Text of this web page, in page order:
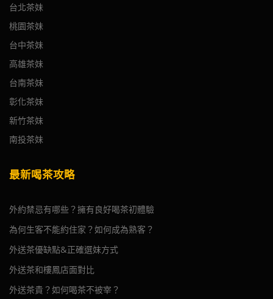
台北茶妹
桃園茶妹
台中茶妹
高雄茶妹
台南茶妹
彰化茶妹
新竹茶妹
南投茶妹
最新喝茶攻略
外約禁忌有哪些？擁有良好喝茶初體驗
為何生客不能約住家？如何成為熟客？
外送茶優缺點&正確選妹方式
外送茶和樓鳳店面對比
外送茶貴？如何喝茶不被宰？